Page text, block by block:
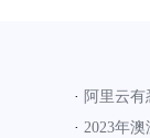
· 阿里云
· 2023年